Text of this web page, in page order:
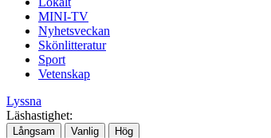
MINI-TV
Nyhetsveckan
Skönlitteratur
Sport
Vetenskap
Lyssna
Läshastighet:
Långsam Vanlig Hög